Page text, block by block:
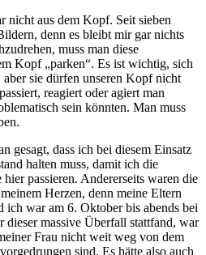
nicht aus dem Kopf. Seit sieben
denn es bleibt mir gar nichts
muss man diese
Kopf „parken“. Es ist wichtig, sich
sie dürfen unseren Kopf nicht
reagiert oder agiert man
sein könnten. Man muss
gesagt, dass ich bei diesem Einsatz
halten muss, damit ich die
passieren. Andererseits waren die
Herzen, denn meine Eltern
ich war am 6. Oktober bis abends bei
dieser massive Überfall stattfand, war
Frau nicht weit weg von dem
sind. Es hätte also auch